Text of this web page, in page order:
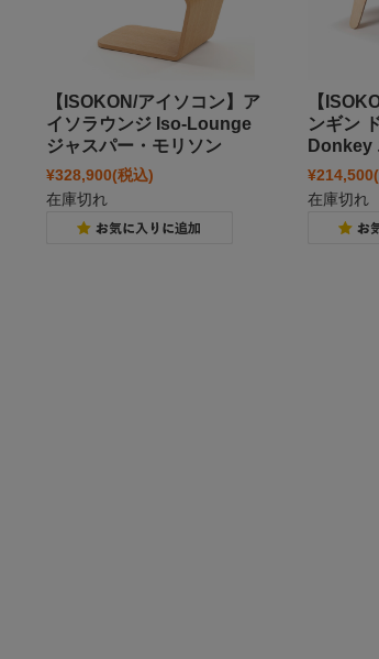
【ISOKON/アイソコン】ア
イソラウンジ Iso-Lounge
ジャスパー・モリソン
¥328,900(税込)
在庫切れ
【
ンギン
Donkey
¥214,500
在庫切れ